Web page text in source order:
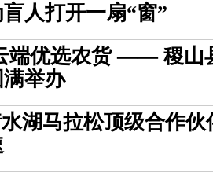
人打开一扇“窗”
端优选农货 —— 稷山
举办
水湖马拉松顶级合作